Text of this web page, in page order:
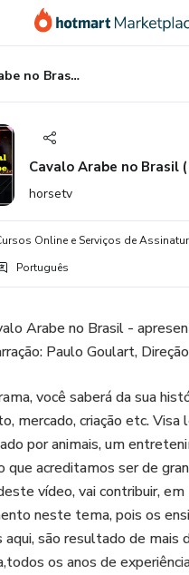
Cavalo Arabe no Brasil ( Documentário )
Cavalo Arabe no Brasil
horsetv
Online e Serviços de
Português
Arabe no Brasil -
Paulo Goulart,
você saberá da sua
mercado, criação etc. Visa
por animais, um
que acreditamos ser de
vídeo, vai contribuir, em
neste tema, pois os
são resultado de mais
os anos de